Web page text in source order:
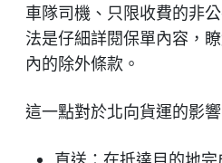
車隊司機、只限收費的非
法是仔細詳閱保單內容，
內的除外條款。
這一點對於北向貨運的影響